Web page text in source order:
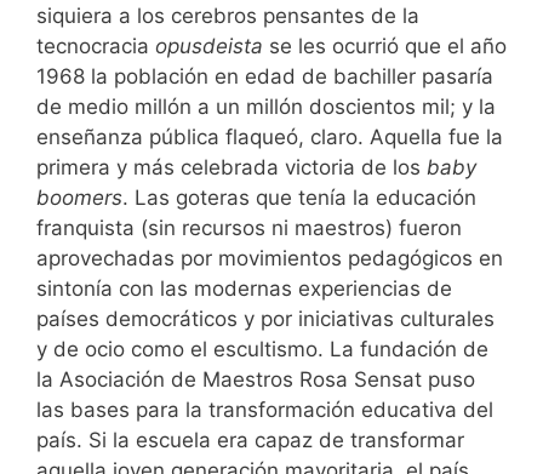
siquiera a los cerebros pensantes de la
tecnocracia opusdeista se les ocurrió que el año
1968 la población en edad de bachiller pasaría
de medio millón a un millón doscientos mil; y la
enseñanza pública flaqueó, claro. Aquella fue la
primera y más celebrada victoria de los baby
boomers. Las goteras que tenía la educación
franquista (sin recursos ni maestros) fueron
aprovechadas por movimientos pedagógicos en
sintonía con las modernas experiencias de
países democráticos y por iniciativas culturales
y de ocio como el escultismo. La fundación de
la Asociación de Maestros Rosa Sensat puso
las bases para la transformación educativa del
país. Si la escuela era capaz de transformar